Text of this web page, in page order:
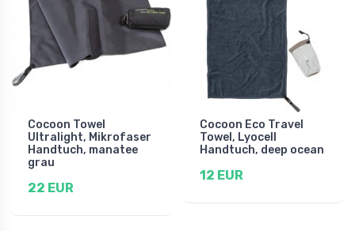
Cocoon Towel
Ultralight, Mikrofaser
Handtuch, manatee
grau
22 EUR
Cocoon Eco Travel
Towel, Lyocell
Handtuch, deep ocean
12 EUR